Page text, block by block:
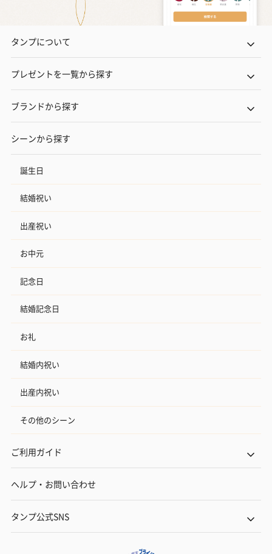
タンプについて
プレゼントを一覧から探す
ブランドから探す
シーンから探す
誕生日
結婚祝い
出産祝い
お中元
記念日
結婚記念日
お礼
結婚内祝い
出産内祝い
その他のシーン
ご利用ガイド
ヘルプ・お問い合わせ
タンプ公式SNS